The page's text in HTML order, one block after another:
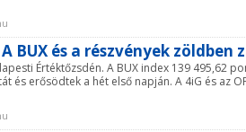
BUX és a részvények
Értéktőzsdén. A BUX index 139 495,62
és erősödtek a hét első napján. A 4iG és az